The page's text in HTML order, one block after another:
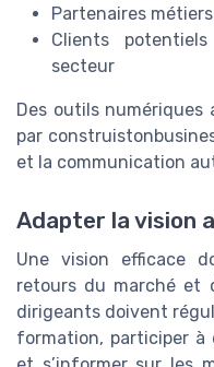
Partenaires
Clients
secteur
Des outils numériques
par
et la communication
Adapter la vision
Une vision efficace
retours du marché et
dirigeants doivent
formation, participer à